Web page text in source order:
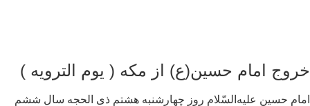
امام حسین(ع) از مکه ( یوم‌ الترویه )
حسين عليه‌السّلام روز چهارشنبه هشتم ذى الحجه سال ششم